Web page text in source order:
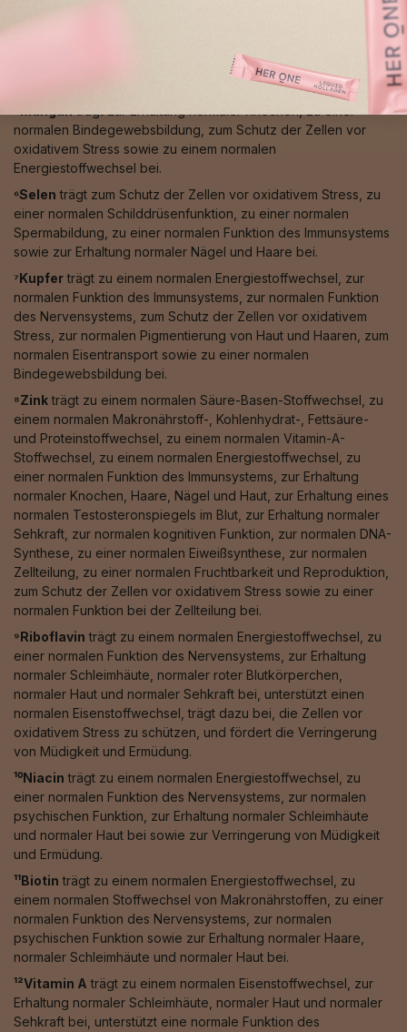
Regeneration der reduzierten Form von Vitamin E sowie zur
normalen Bindegewebsbildung, zum Schutz der Zellen vor
oxidativem Stress sowie zu einem normalen
Energiestoffwechsel bei.
⁶Selen trägt zum Schutz der Zellen vor oxidativem Stress, zu
einer normalen Schilddrüsenfunktion, zu einer normalen
Spermabildung, zu einer normalen Funktion des Immunsystems
sowie zur Erhaltung normaler Nägel und Haare bei.
⁷Kupferträgt zu einem normalen Energiestoffwechsel, zur
normalen Funktion des Immunsystems, zur normalen Funktion
des Nervensystems, zum Schutz der Zellen vor oxidativem
Stress, zur normalen Pigmentierung von Haut und Haaren, zum
normalen Eisentransport sowie zu einer normalen
Bindegewebsbildung bei.
⁸Zinkträgt zu einem normalen Säure-Basen-Stoffwechsel, zu
einem normalen Makronährstoff-, Kohlenhydrat-, Fettsäure-
und Proteinstoffwechsel, zu einem normalen Vitamin-A-
Stoffwechsel, zu einem normalen Energiestoffwechsel, zu
einer normalen Funktion des Immunsystems, zur Erhaltung
normaler Knochen, Haare, Nägel und Haut, zur Erhaltung eines
normalen Testosteronspiegels im Blut, zur Erhaltung normaler
Sehkraft, zur normalen kognitiven Funktion, zur normalen DNA-
Synthese, zu einer normalen Eiweißsynthese, zur normalen
Zellteilung, zu einer normalen Fruchtbarkeit und Reproduktion,
zum Schutz der Zellen vor oxidativem Stress sowie zu einer
normalen Funktion bei der Zellteilung bei.
⁹Riboflavin trägt zu einem normalen Energiestoffwechsel, zu
einer normalen Funktion des Nervensystems, zur Erhaltung
normaler Schleimhäute, normaler roter Blutkörperchen,
normaler Haut und normaler Sehkraft bei, unterstützt einen
normalen Eisenstoffwechsel, trägt dazu bei, die Zellen vor
oxidativem Stress zu schützen, und fördert die Verringerung
von Müdigkeit und Ermüdung.
¹⁰Niacin trägt zu einem normalen Energiestoffwechsel, zu
einer normalen Funktion des Nervensystems, zur normalen
psychischen Funktion, zur Erhaltung normaler Schleimhäute
und normaler Haut bei sowie zur Verringerung von Müdigkeit
und Ermüdung.
¹¹Biotin trägt zu einem normalen Energiestoffwechsel, zu
einem normalen Stoffwechsel von Makronährstoffen, zu einer
normalen Funktion des Nervensystems, zur normalen
psychischen Funktion sowie zur Erhaltung normaler Haare,
normaler Schleimhäute und normaler Haut bei.
¹²Vitamin A trägt zu einem normalen Eisenstoffwechsel, zur
Erhaltung normaler Schleimhäute, normaler Haut und normaler
Sehkraft bei, unterstützt eine normale Funktion des